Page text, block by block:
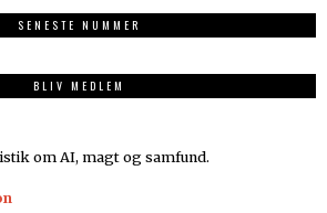
SENESTE NUMMER
BLIV MEDLEM
om AI, magt og samfund.